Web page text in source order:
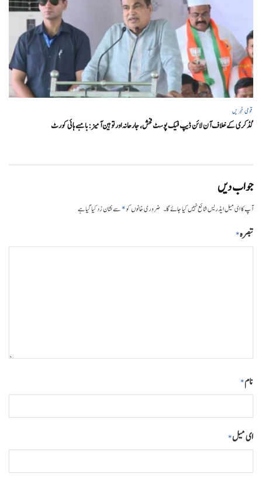
قومی خبریں
گڈکری کے خلاف آن لائن ڈیپ فیک پوسٹ فحش، جارحانہ اور توہین آمیز:بامبے ہائی کورٹ
جواب دیں
آپ کا ای میل ایڈریس شائع نہیں کیا جائے گا۔ ضروری خانوں کو*سے نشان زد کیا گیا ہے
تبصرہ*
نام*
ای میل*